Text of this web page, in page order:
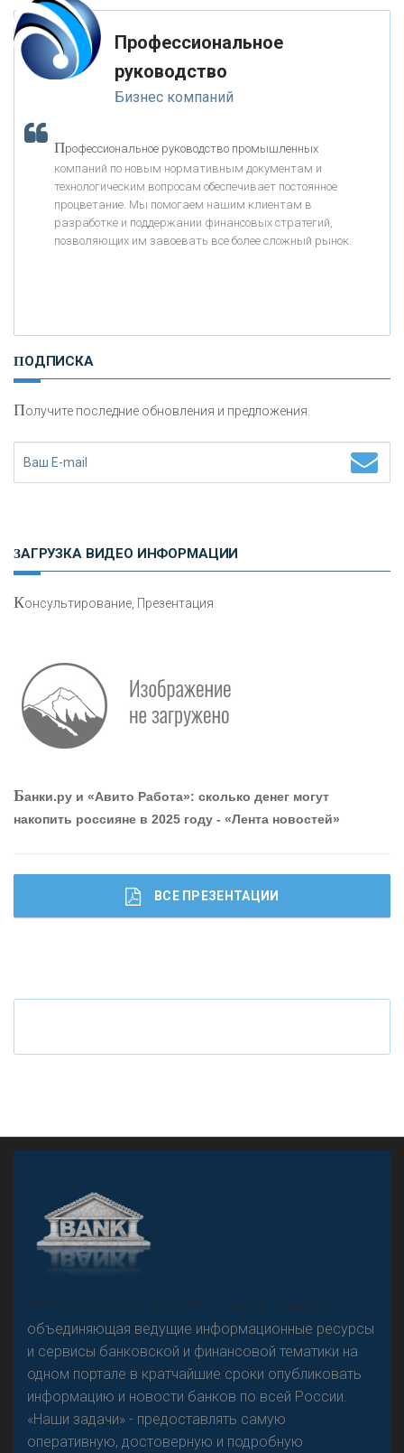
«МОСКОВСКИЙ КРЕДИТНЫЙ БАНК»
«АБСОЛЮТ БАНК»
«БАНК ВОЗРОЖДЕНИЕ»
АО «КРЕДИТ ЕВРОПА БАНК»
«НАЦИОНАЛЬНЫЙ КЛИРИНГОВЫЙ ЦЕНТР»
«ФК ОТКРЫТИЕ»
«ПРОМРЕГИОНБАНК»
ОНАС
КОНТАКТЫ
мимо ушей. Он никогда не бывает полезен никому, кроме того, кто его
-- Люблю давать советы и очень не люблю, когда их дают мне.
Профессиональное
руководство
Бизнес компаний
Профессиональное руководство промышленных
компаний по новым нормативным документам и
технологическим вопросам обеспечивает постоянное
процветание. Мы помогаем нашим клиентам в
разработке и поддержании финансовых стратегий,
позволяющих им завоевать все более сложный рынок.
ПОДПИСКА
Получите последние обновления и предложения.
ЗАГРУЗКА ВИДЕО ИНФОРМАЦИИ
Консультирование, Презентация
Банки.ру и «Авито Работа»: сколько денег могут
накопить россияне в 2025 году - «Лента новостей»
ВСЕ ПРЕЗЕНТАЦИИ
«Н
овости Банков России» – группа компаний,
объединяющая ведущие информационные ресурсы
и сервисы банковской и финансовой тематики на
одном портале в кратчайшие сроки опубликовать
информацию и новости банков по всей России.
«Наши задачи» - предоставлять самую
оперативную, достоверную и подробную